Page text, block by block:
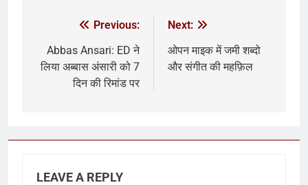
Previous:
Abbas Ansari: ED ने
लिया अब्बास अंसारी को 7
दिन की रिमांड पर
Next:
ओपन माइक में जमी शब्दो
और संगीत की महफ़िल
LEAVE A REPLY